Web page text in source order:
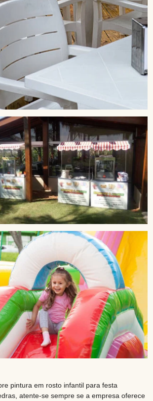
pintura em rosto infantil para festa
atente-se sempre se a empresa oferece